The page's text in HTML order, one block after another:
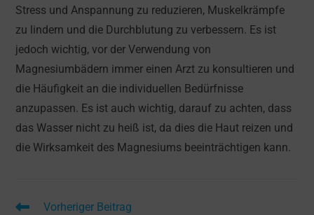
Stress und Anspannung zu reduzieren, Muskelkrämpfe
zu lindern und die Durchblutung zu verbessern. Es ist
jedoch wichtig, vor der Verwendung von
Magnesiumbädern immer einen Arzt zu konsultieren und
die Häufigkeit an die individuellen Bedürfnisse
anzupassen. Es ist auch wichtig, darauf zu achten, dass
das Wasser nicht zu heiß ist, da dies die Haut reizen und
die Wirksamkeit des Magnesiums beeinträchtigen kann.
WeitereVorheriger Beitrag